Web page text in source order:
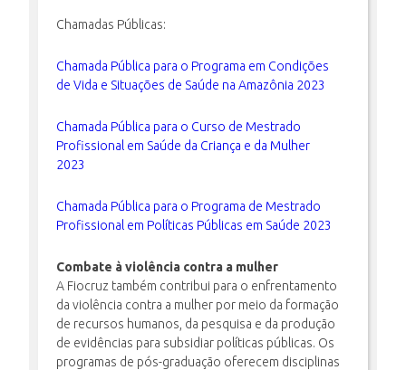
Chamadas Públicas:
Chamada Pública para o Programa em Condições
de Vida e Situações de Saúde na Amazônia 2023
Chamada Pública para o Curso de Mestrado
Profissional em Saúde da Criança e da Mulher
2023
Chamada Pública para o Programa de Mestrado
Profissional em Políticas Públicas em Saúde 2023
Combate à violência contra a mulher
A Fiocruz também contribui para o enfrentamento
da violência contra a mulher por meio da formação
de recursos humanos, da pesquisa e da produção
de evidências para subsidiar políticas públicas. Os
programas de pós-graduação oferecem disciplinas